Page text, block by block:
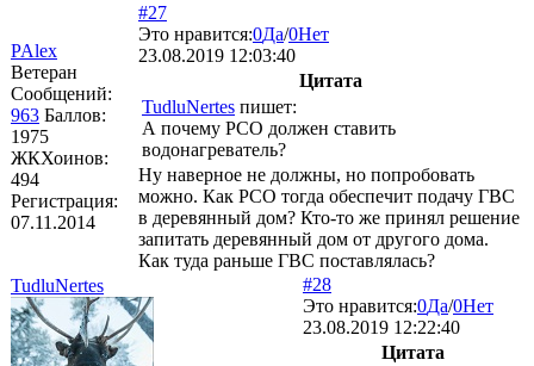
PAlex
Ветеран
Сообщений:
963 Баллов:
1975
ЖКХоинов:
494
Регистрация:
07.11.2014
#27
Это нравится:0Да/0Нет
23.08.2019 12:03:40
Цитата
TudluNertes пишет:
А почему РСО должен ставить
водонагреватель?
Ну наверное не должны, но попробовать
можно. Как РСО тогда обеспечит подачу ГВС
в деревянный дом? Кто-то же принял решение
запитать деревянный дом от другого дома.
Как туда раньше ГВС поставлялась?
TudluNertes
#28
Это нравится:0Да/0Нет
23.08.2019 12:22:40
Цитата